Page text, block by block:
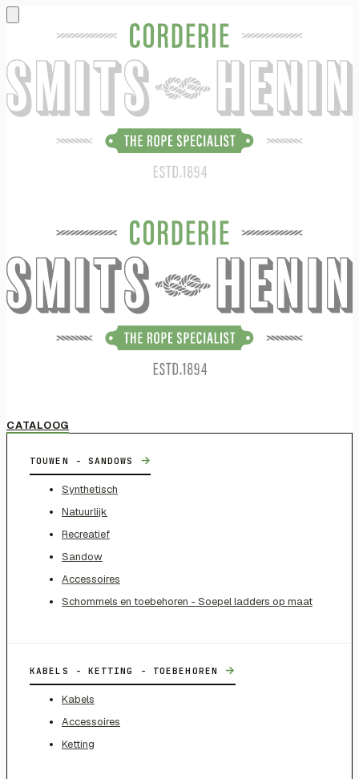
CATALOOG
TOUWEN - SANDOWS →
Synthetisch
Natuurlijk
Recreatief
Sandow
Accessoires
Schommels en toebehoren - Soepel ladders op maat
KABELS - KETTING - TOEBEHOREN →
Kabels
Accessoires
Ketting